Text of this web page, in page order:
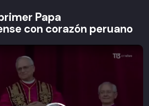
Papa
con corazón peruano